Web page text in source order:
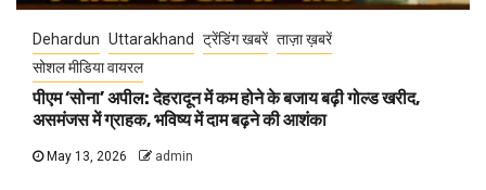
Dehardun Uttarakhand ट्रेंडिंग खबरें ताज़ा ख़बरें
सोशल मीडिया वायरल
पीएम ‘सोना’ अपील: देहरादून में कम होने के बजाय बढ़ी गोल्ड खरीद,
असमंजस में ग्राहक, भविष्य में दाम बढ़ने की आशंका
May 13, 2026 admin